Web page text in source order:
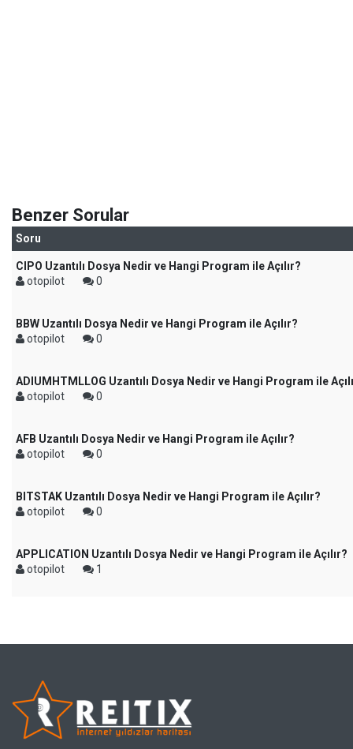
Benzer Sorular
Soru
CIPO Uzantılı Dosya Nedir ve Hangi Program ile Açılır?
otopilot
0
BBW Uzantılı Dosya Nedir ve Hangi Program ile Açılır?
otopilot
0
ADIUMHTMLLOG Uzantılı Dosya Nedir ve Hangi Program ile
otopilot
0
AFB Uzantılı Dosya Nedir ve Hangi Program ile Açılır?
otopilot
0
BITSTAK Uzantılı Dosya Nedir ve Hangi Program ile Açılır?
otopilot
0
APPLICATION Uzantılı Dosya Nedir ve Hangi Program ile Açılır?
otopilot
1